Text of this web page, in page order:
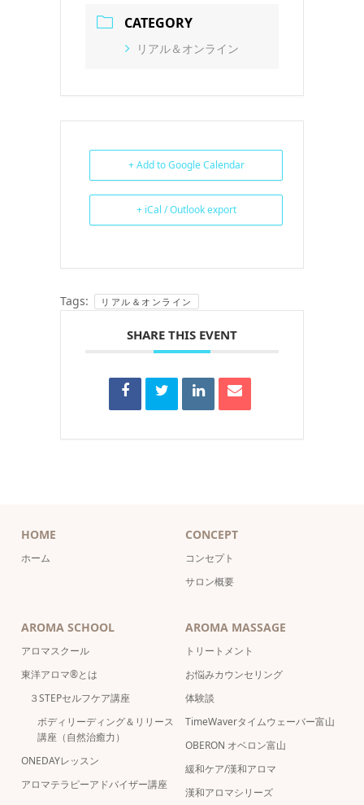
CATEGORY
リアル＆オンライン
+ Add to Google Calendar
+ iCal / Outlook export
Tags: リアル＆オンライン
SHARE THIS EVENT
HOME
ホーム
CONCEPT
コンセプト
サロン概要
AROMA SCHOOL
アロマスクール
東洋アロマ®とは
３STEPセルフケア講座
ボディリーディング＆リリース
講座（自然治癒力）
ONEDAYレッスン
アロマテラピーアドバイザー講座
AROMA MASSAGE
トリートメント
お悩みカウンセリング
体験談
TimeWaverタイムウェーバー富山
OBERON オベロン富山
緩和ケア/漢和アロマ
漢和アロマシリーズ